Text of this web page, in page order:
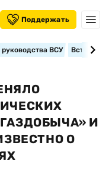
Поддержать
руководства ВСУ
И
О